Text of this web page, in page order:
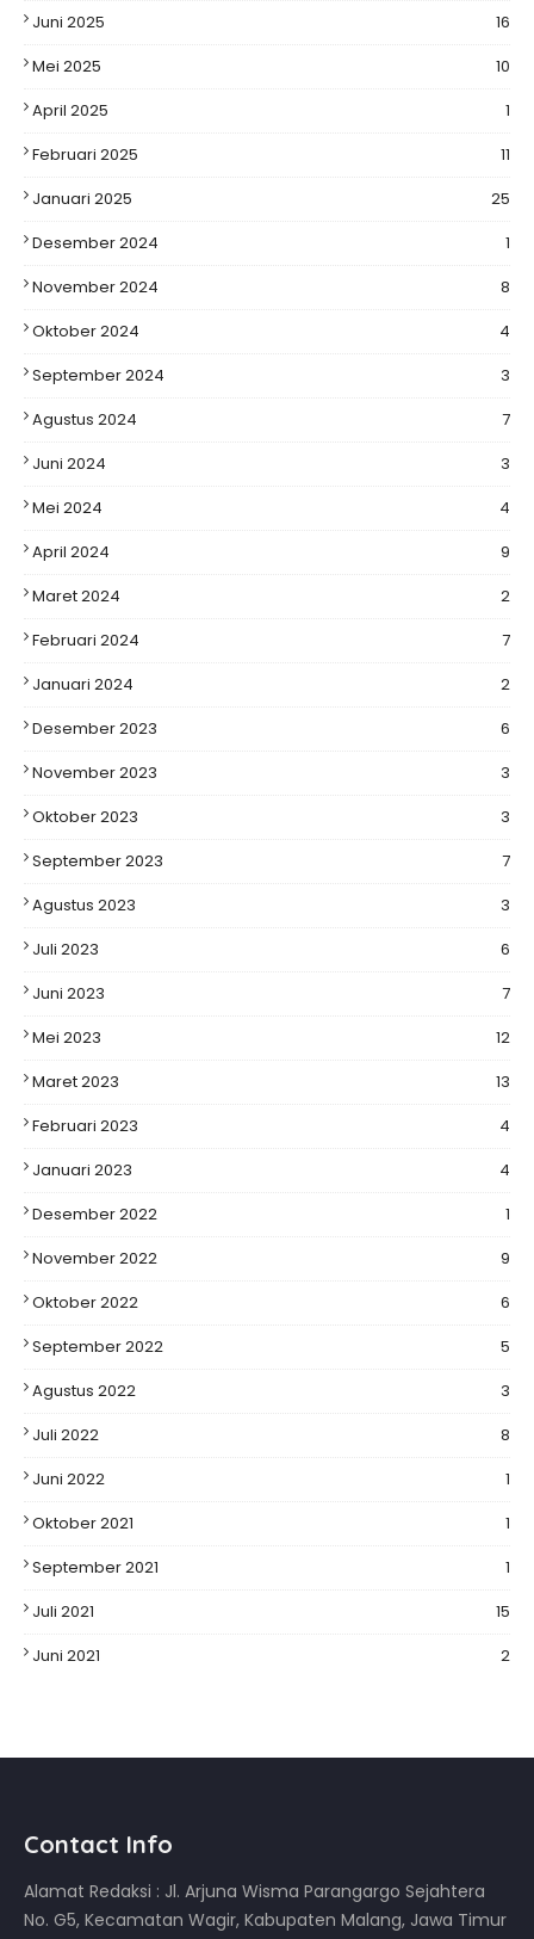
Juni 2025
16
Mei 2025
10
April 2025
1
Februari 2025
11
Januari 2025
25
Desember 2024
1
November 2024
8
Oktober 2024
4
September 2024
3
Agustus 2024
7
Juni 2024
3
Mei 2024
4
April 2024
9
Maret 2024
2
Februari 2024
7
Januari 2024
2
Desember 2023
6
November 2023
3
Oktober 2023
3
September 2023
7
Agustus 2023
3
Juli 2023
6
Juni 2023
7
Mei 2023
12
Maret 2023
13
Februari 2023
4
Januari 2023
4
Desember 2022
1
November 2022
9
Oktober 2022
6
September 2022
5
Agustus 2022
3
Juli 2022
8
Juni 2022
1
Oktober 2021
1
September 2021
1
Juli 2021
15
Juni 2021
2
Contact Info
Alamat Redaksi : Jl. Arjuna Wisma Parangargo Sejahtera
No. G5, Kecamatan Wagir, Kabupaten Malang, Jawa Timur